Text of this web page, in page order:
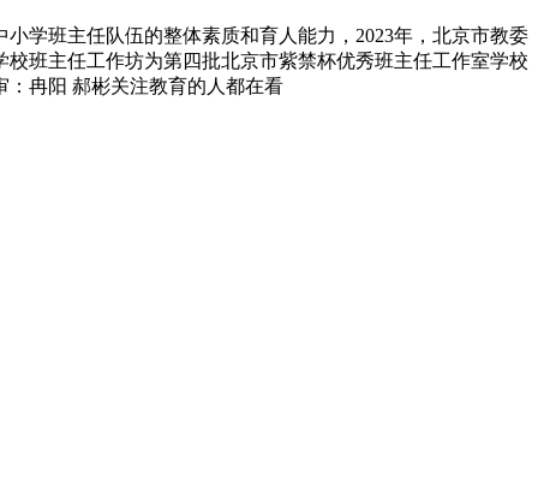
学班主任队伍的整体素质和育人能力，2023年，北京市教委
班主任工作坊为第四批北京市紫禁杯优秀班主任工作室学校
冉阳 郝彬关注教育的人都在看